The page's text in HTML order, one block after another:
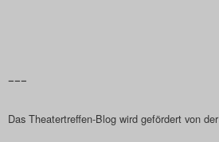
–––
Das Theatertreffen-Blog wird gefördert von der